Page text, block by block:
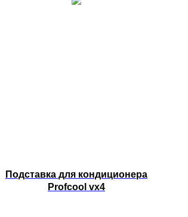
Подставка для кондиционера
Profcool vx4